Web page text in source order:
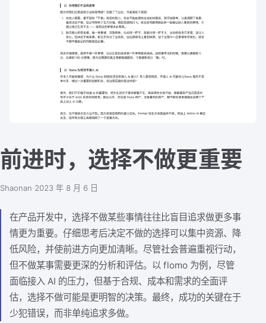
前进时，选择不做更重要
Shaonan·2023 年 8 月 6 日
在产品开发中，选择不做某些事情往往比盲目追求做更多事
情更为重要。仔细思考后决定不做的选择可以集中资源、降
低风险，并使前进方向更加清晰。尽管社会普遍重视行动，
但不做某事需要更深的分析和评估。以 flomo 为例，尽管
面临接入 AI 的压力，但基于合规、成本和需求的全面评
估，选择不做可能是更明智的决策。最终，成功的关键在于
少犯错误，而非单纯追求多做。